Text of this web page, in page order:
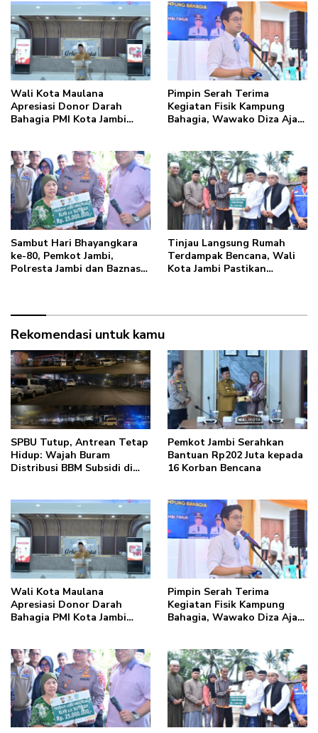
Wali Kota Maulana
Apresiasi Donor Darah
Bahagia PMI Kota Jambi
Tahun 2026
Pimpin Serah Terima
Kegiatan Fisik Kampung
Bahagia, Wawako Diza Ajak
Sambut Hari Bhayangkara
ke-80, Pemkot Jambi,
Polresta Jambi dan Baznas
Tinjau Langsung Rumah
Terdampak Bencana, Wali
Kota Jambi Pastikan
Rekomendasi untuk kamu
SPBU Tutup, Antrean Tetap
Hidup: Wajah Buram
Distribusi BBM Subsidi di
Pemkot Jambi Serahkan
Bantuan Rp202 Juta kepada
16 Korban Bencana
Wali Kota Maulana
Apresiasi Donor Darah
Bahagia PMI Kota Jambi
Tahun 2026
Pimpin Serah Terima
Kegiatan Fisik Kampung
Bahagia, Wawako Diza Ajak